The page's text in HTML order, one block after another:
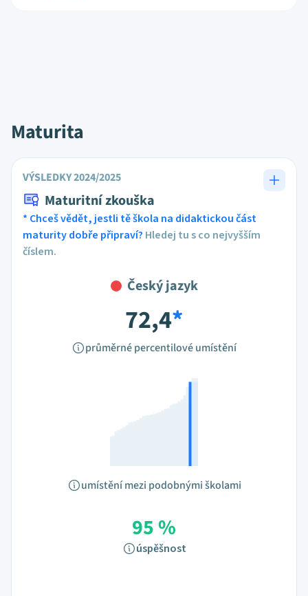
Maturita
VÝSLEDKY 2024/2025
Maturitní zkouška
* Chceš vědět, jestli tě škola na didaktickou část
maturity dobře připraví? Hledej tu s co nejvyšším
číslem.
Český jazyk
72,4*
průměrné percentilové umístění
umístění mezi podobnými školami
95 %
úspěšnost